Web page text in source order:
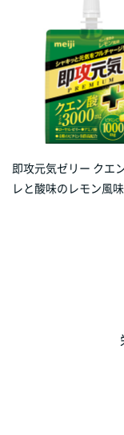
即攻元気ゼリー クエ
レと酸味のレモン風